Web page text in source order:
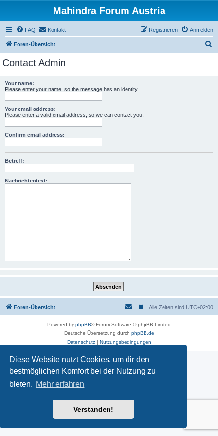
Diese Website nutzt Cookies, um dir den
bestmöglichen Komfort bei der Nutzung zu
bieten. Mehr erfahren
Verstanden!
Mahindra Forum Austria
FAQ Kontakt Anmelden
Registrieren
Foren-Übersicht
Contact Admin
Your name:
Please enter your name, so the message has an identity.
Your email address:
Please enter a valid email address, so we can contact you.
Confirm email address:
Betreff:
Nachrichtentext:
Foren-Übersicht Alle Zeiten sind UTC+02:00
Powered by phpBB® Forum Software © phpBB Limited
Deutsche Übersetzung durch phpBB.de
Datenschutz| Nutzungsbedingungen